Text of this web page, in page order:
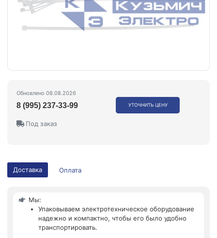
Обновлено 08.08.2026
8 (995) 237-33-99 УТОЧНИТЬ ЦЕНУ
Под заказ
Доставка Оплата
Мы:
Упаковываем электротехническое оборудование
надежно и компактно, чтобы его было удобно
транспортировать.